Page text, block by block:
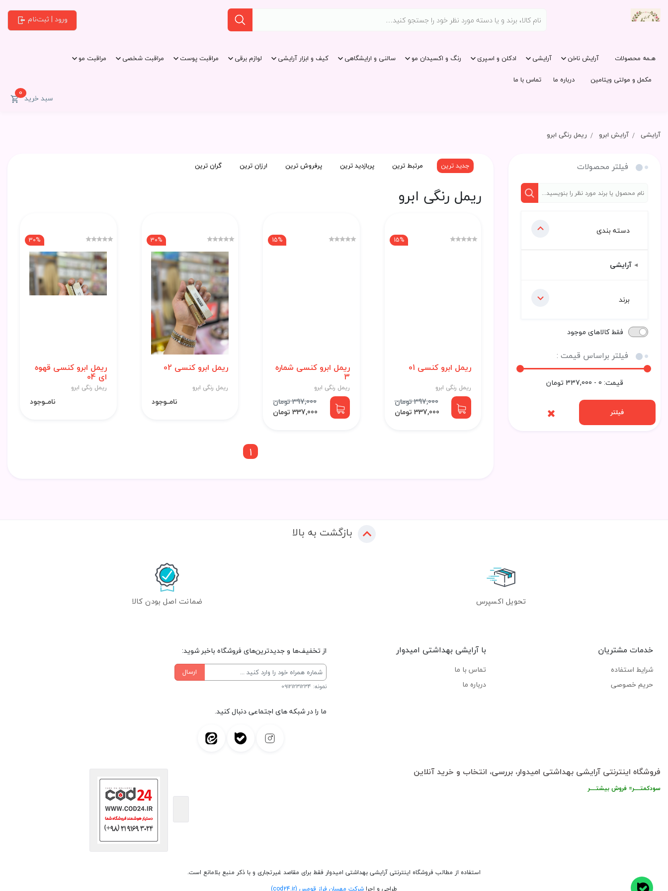
ورود | ثبت‌نام
هـمه محصولات آرایش ناخن آرایشی ادکلن و اسپری رنگ و اکسیدان مو سالنی و ارایشگاهی کیف و ابزار آرایشی لوازم برقی مراقبت پوست مراقبت شخصی
مراقبت مو
مکمل و مولتی ویتامین
درباره ما تماس با ما
سبد خرید0
آرایشی آرایش ابرو ریمل رنگی ابرو
فیلتر محصولات
دسته بندی
آرایشی
برند
فقط کالاهای موجود
فیلتر براساس قیمت :
قیمت: 0 - 337,000 تومان
فیلتر
جدید ترین مرتبط ترین پربازدید ترین پرفروش ترین ارزان ترین گران ترین
ریمل رنگی ابرو
15%
ریمل ابرو کنسی 01
ریمل رنگی ابرو
397,000 تومان
337,000 تومان
15%
ریمل ابرو کنسی شماره
3
ریمل رنگی ابرو
397,000 تومان
337,000 تومان
30%
ریمل ابرو کنسی 02
ریمل رنگی ابرو
نامــوجود
30%
ریمل ابرو کنسی قهوه
ای 04
ریمل رنگی ابرو
نامــوجود
1
بازگشت به بالا
تحویل اکسپرس ضمانت اصل بودن کالا
خدمات مشتریان
شرایط استفاده
حریم خصوصی
با آرایشی بهداشتی امیدوار
تماس با ما
درباره ما
از تخفیف‌ها و جدیدترین‌های فروشگاه باخبر شوید:
ارسال
نمونه: 09121231234
ما را در شبکه های اجتماعی دنبال کنید.
فروشگاه اینترنتی آرایشی بهداشتی امیدوار، بررسی، انتخاب و خرید آنلاین
سودکمتــــر= فروش بیشتــــر
استفاده از مطالب فروشگاه اینترنتی آرایشی بهداشتی امیدوار فقط برای مقاصد غیرتجاری و با ذکر منبع بلامانع است.
طراحی و اجرا شرکت مهسان فراز قومس (cod24.ir)